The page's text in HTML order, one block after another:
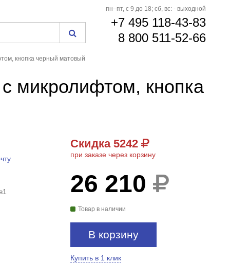
пн–пт, с 9 до 18; сб, вс: - выходной
+7 495 118-43-83
8 800 511-52-66
кнопка черный матовый
микролифтом, кнопка
Скидка 5242
при заказе через корзину
26 210
Товар в наличии
В корзину
Купить в 1 клик